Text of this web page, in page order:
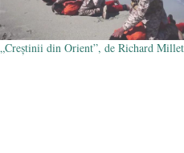
„Creştinii din Orient”, de Richard Millet